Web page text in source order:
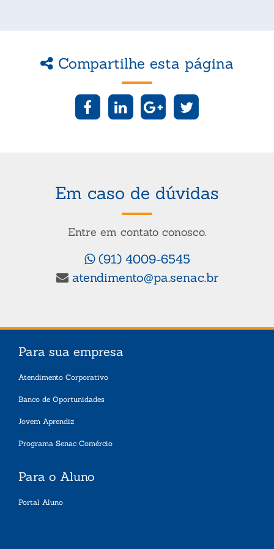
Compartilhe esta página
Em caso de dúvidas
Entre em contato conosco.
(91) 4009-6545
atendimento@pa.senac.br
Para sua empresa
Atendimento Corporativo
Banco de Oportunidades
Jovem Aprendiz
Programa Senac Comércio
Para o Aluno
Portal Aluno